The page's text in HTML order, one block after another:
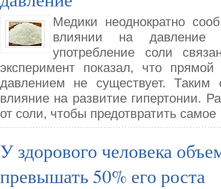
Медики неоднократно
влиянии на давление
употребление соли
эксперимент показал, что
давлением не существует. Таким
влияние на развитие гипертонии.
от соли, чтобы предотвратить самое
У здорового человека
превышать 50% его роста